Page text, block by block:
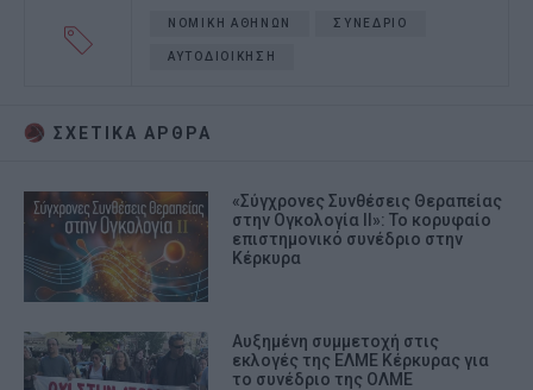
ΝΟΜΙΚΗ ΑΘΗΝΩΝ ΣΥΝΕΔΡΙΟ
ΑΥΤΟΔΙΟΙΚΗΣΗ
ΣΧΕΤΙΚA AΡΘΡΑ
«Σύγχρονες Συνθέσεις Θεραπείας
στην Ογκολογία II»: Το κορυφαίο
επιστημονικό συνέδριο στην
Κέρκυρα
Αυξημένη συμμετοχή στις
εκλογές της ΕΛΜΕ Κέρκυρας για
το συνέδριο της ΟΛΜΕ